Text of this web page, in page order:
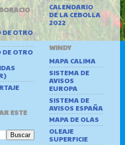
DE OTRO
DE OTRO
ESTE
CALENDARIO
DE LA CEBOLLA
2022
WINDY
MAPA CALIMA
SISTEMA DE
AVISOS
EUROPA
SISTEMA DE
AVISOS ESPAÑA
MAPA DE OLAS
OLEAJE
SUPERFICIE